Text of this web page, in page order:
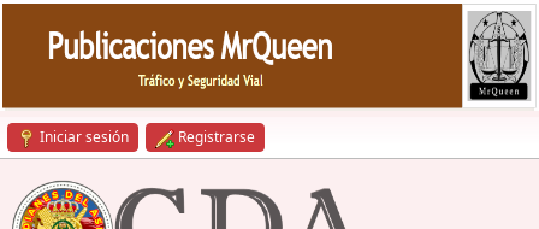
Iniciar sesión Registrarse